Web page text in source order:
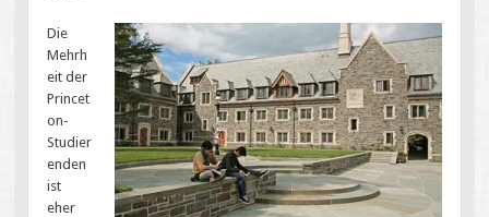
Die
Mehrh
eit der
Princet
on-
Studier
enden
ist
eher